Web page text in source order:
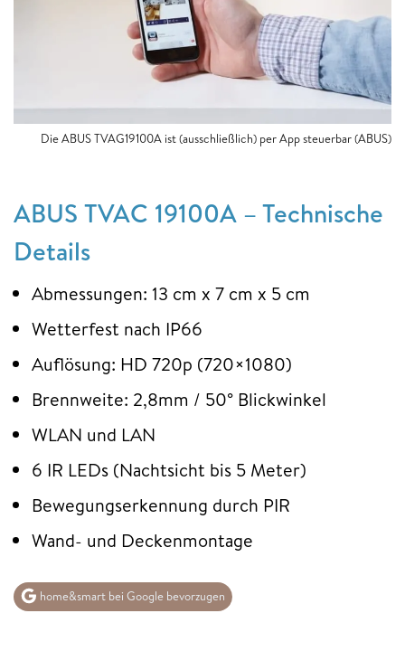
Die ABUS TVAG19100A ist (ausschließlich) per App steuerbar (ABUS)
ABUS TVAC 19100A – Technische
Details
Abmessungen: 13 cm x 7 cm x 5 cm
Wetterfest nach IP66
Auflösung: HD 720p (720×1080)
Brennweite: 2,8mm / 50° Blickwinkel
WLAN und LAN
6 IR LEDs (Nachtsicht bis 5 Meter)
Bewegungserkennung durch PIR
Wand- und Deckenmontage
home&smart bei Google bevorzugen